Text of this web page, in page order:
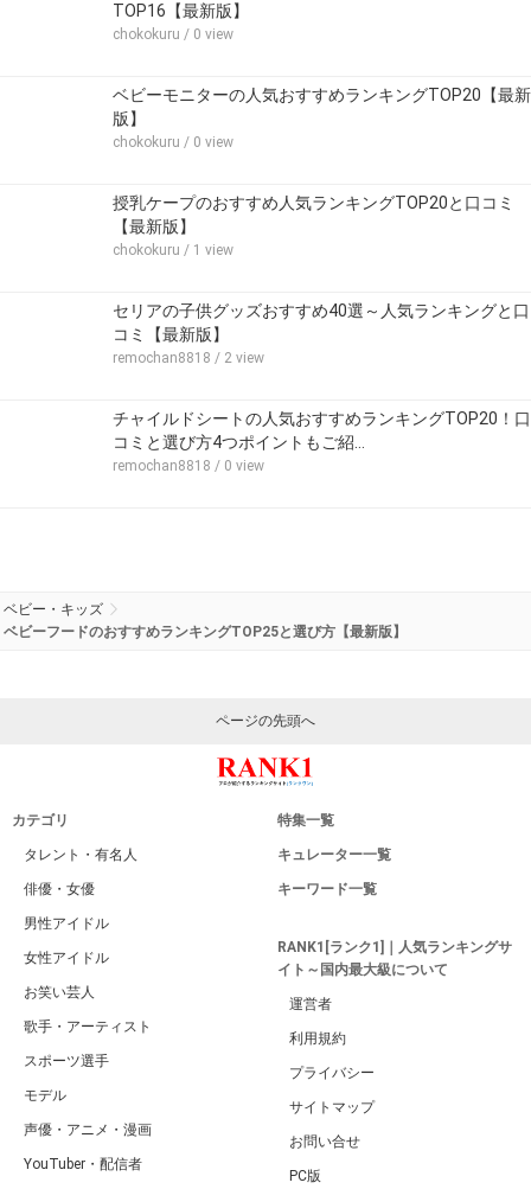
TOP16【最新版】
chokokuru / 0 view
ベビーモニターの人気おすすめランキングTOP20【最新
版】
chokokuru / 0 view
授乳ケープのおすすめ人気ランキングTOP20と口コミ
【最新版】
chokokuru / 1 view
セリアの子供グッズおすすめ40選～人気ランキングと口
コミ【最新版】
remochan8818 / 2 view
チャイルドシートの人気おすすめランキングTOP20！口
コミと選び方4つポイントもご紹…
remochan8818 / 0 view
ベビー・キッズ
ベビーフードのおすすめランキングTOP25と選び方【最新版】
ページの先頭へ
カテゴリ
タレント・有名人
俳優・女優
男性アイドル
女性アイドル
お笑い芸人
歌手・アーティスト
スポーツ選手
モデル
声優・アニメ・漫画
YouTuber・配信者
特集一覧
キュレーター一覧
キーワード一覧
RANK1[ランク1]｜人気ランキングサ
イト～国内最大級について
運営者
利用規約
プライバシー
サイトマップ
お問い合せ
PC版